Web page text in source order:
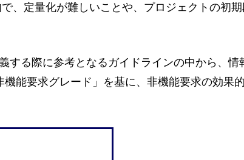
、定量化が難しいことや、プロジェクトの初
する際に参考となるガイドラインの中から、情
機能要求グレード」を基に、非機能要求の効果